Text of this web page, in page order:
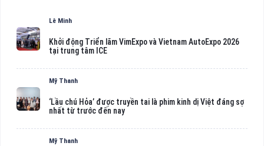
Lê Minh
Khởi động Triển lãm VimExpo và Vietnam AutoExpo 2026
tại trung tâm ICE
Mỹ Thanh
‘Lầu chú Hỏa’ được truyền tai là phim kinh dị Việt đáng sợ
nhất từ trước đến nay
Mỹ Thanh